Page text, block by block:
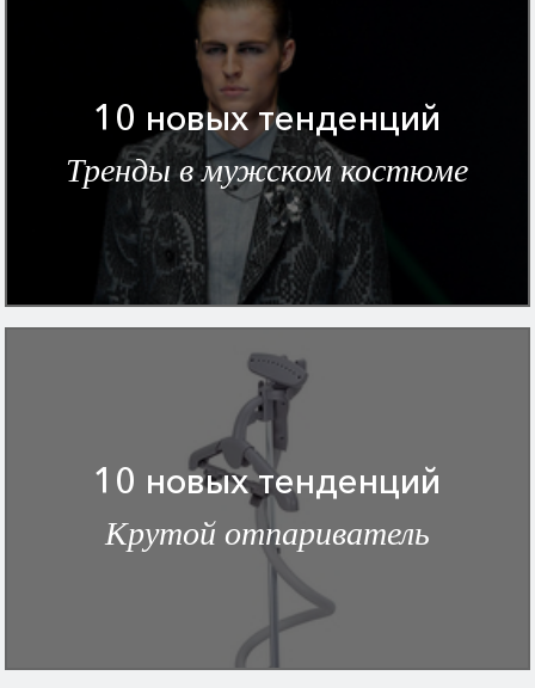
10 новых тенденций
Тренды в мужском костюме
10 новых тенденций
Крутой отпариватель